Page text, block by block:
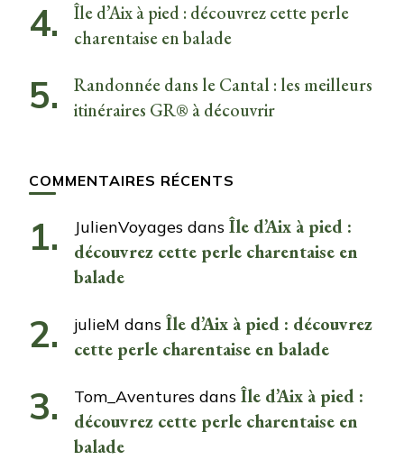
Île d’Aix à pied : découvrez cette perle
charentaise en balade
Randonnée dans le Cantal : les meilleurs
itinéraires GR® à découvrir
COMMENTAIRES RÉCENTS
JulienVoyages dans Île d’Aix à pied :
découvrez cette perle charentaise en
balade
julieM dans Île d’Aix à pied : découvrez
cette perle charentaise en balade
Tom_Aventures dans Île d’Aix à pied :
découvrez cette perle charentaise en
balade